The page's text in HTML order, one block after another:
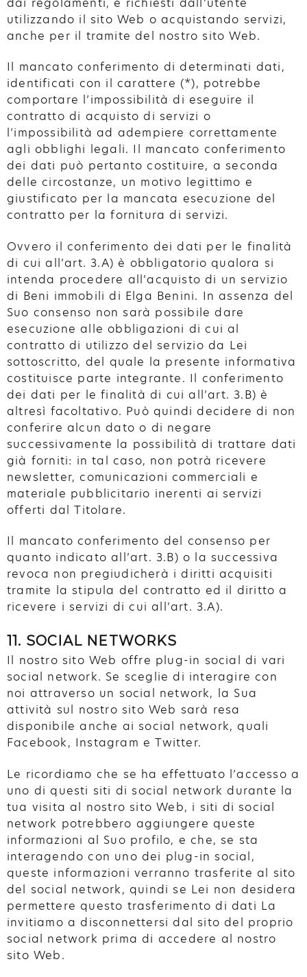
utilizzando il sito Web o acquistando servizi,
anche per il tramite del nostro sito Web.
Il mancato conferimento di determinati dati,
identificati con il carattere (*), potrebbe
comportare l’impossibilità di eseguire il
contratto di acquisto di servizi o
l’impossibilità ad adempiere correttamente
agli obblighi legali. Il mancato conferimento
dei dati può pertanto costituire, a seconda
delle circostanze, un motivo legittimo e
giustificato per la mancata esecuzione del
contratto per la fornitura di servizi.
Ovvero il conferimento dei dati per le finalità
di cui all’art. 3.A) è obbligatorio qualora si
intenda procedere all’acquisto di un servizio
di Beni immobili di Elga Benini. In assenza del
Suo consenso non sarà possibile dare
esecuzione alle obbligazioni di cui al
contratto di utilizzo del servizio da Lei
sottoscritto, del quale la presente informativa
costituisce parte integrante. Il conferimento
dei dati per le finalità di cui all’art. 3.B) è
altresì facoltativo. Può quindi decidere di non
conferire alcun dato o di negare
successivamente la possibilità di trattare dati
già forniti: in tal caso, non potrà ricevere
newsletter, comunicazioni commerciali e
materiale pubblicitario inerenti ai servizi
offerti dal Titolare.
Il mancato conferimento del consenso per
quanto indicato all’art. 3.B) o la successiva
revoca non pregiudicherà i diritti acquisiti
tramite la stipula del contratto ed il diritto a
ricevere i servizi di cui all’art. 3.A).
11. SOCIAL NETWORKS
Il nostro sito Web offre plug-in social di vari
social network. Se sceglie di interagire con
noi attraverso un social network, la Sua
attività sul nostro sito Web sarà resa
disponibile anche ai social network, quali
Facebook, Instagram e Twitter.
Le ricordiamo che se ha effettuato l’accesso a
uno di questi siti di social network durante la
tua visita al nostro sito Web, i siti di social
network potrebbero aggiungere queste
informazioni al Suo profilo, e che, se sta
interagendo con uno dei plug-in social,
queste informazioni verranno trasferite al sito
del social network, quindi se Lei non desidera
permettere questo trasferimento di dati La
invitiamo a disconnettersi dal sito del proprio
social network prima di accedere al nostro
sito Web.